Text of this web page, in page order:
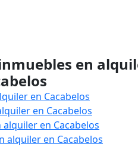
en
en Cacabelos
en Cacabelos
alquiler en Cacabelos
alquiler en Cacabelos